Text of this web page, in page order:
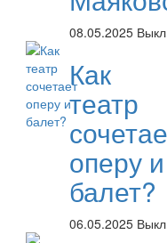
08.05.2025
Как
театр
оперу и
балет?
06.05.2025